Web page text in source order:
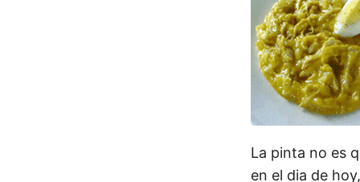
La pinta no es
en el dia de